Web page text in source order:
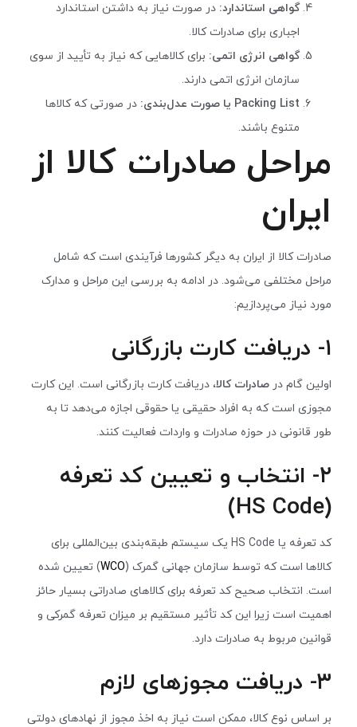
گواهی استاندارد: در صورت نیاز به داشتن استاندارد
اجباری برای صادرات کالا.
گواهی انرژی اتمی: برای کالاهایی که نیاز به تأیید از سوی
سازمان انرژی اتمی دارند.
Packing List یا صورت عدل‌بندی:
در صورتی که کالاها
متنوع باشند.
مراحل صادرات کالا از
ایران
صادرات کالا از ایران به دیگر کشورها فرآیندی است که شامل
مراحل مختلفی می‌شود. در ادامه به بررسی این مراحل و مدارک
مورد نیاز می‌پردازیم:
۱- دریافت کارت بازرگانی
اولین گام درصادرات کالا، دریافت کارت بازرگانی است. این کارت
مجوزی است که به افراد حقیقی یا حقوقی اجازه می‌دهد تا به
طور قانونی در حوزه صادرات و واردات فعالیت کنند.
۲- انتخاب و تعیین کد تعرفه
(HS Code)
کد تعرفه یا HS Code یک سیستم طبقه‌بندی بین‌المللی برای
کالاها است که توسط سازمان جهانی گمرک (WCO) تعیین شده
است. انتخاب صحیح کد تعرفه برای کالاهای صادراتی بسیار حائز
اهمیت است زیرا این کد تأثیر مستقیم بر میزان تعرفه گمرکی و
قوانین مربوط به صادرات دارد.
۳- دریافت مجوزهای لازم
بر اساس نوع کالا، ممکن است نیاز به اخذ مجوز از نهادهای دولتی